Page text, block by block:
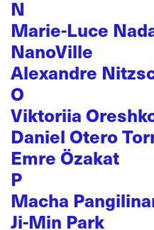
N
Marie-Luce
NanoVille
Alexandre
O
Viktoriia
Daniel Otero
Emre Özakat
P
Macha
Ji-Min Park